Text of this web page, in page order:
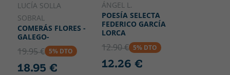
LUCÍA SOLLA
SOBRAL
COMERÁS FLORES -
GALEGO-
19.95 € 5% DTO
18.95 €
ÁNGEL L.
POESÍA SELECTA
FEDERICO GARCÍA
LORCA
12.90 € 5% DTO
12.26 €